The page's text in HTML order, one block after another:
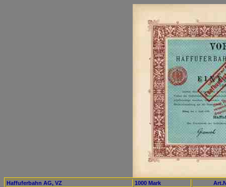
Haffuferbahn AG, VZ 1000 Mark